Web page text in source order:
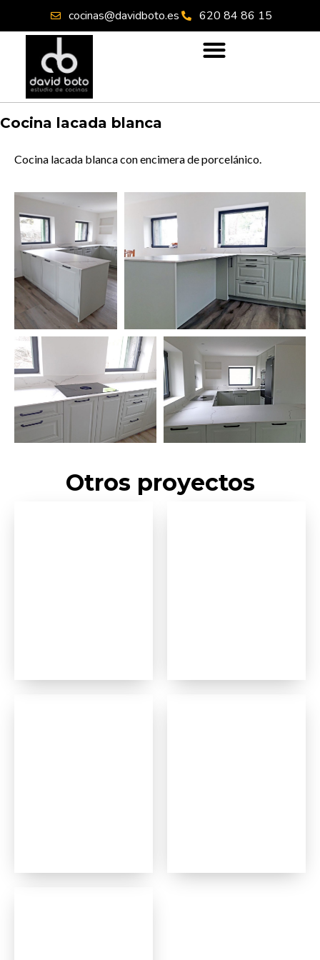
cocinas@davidboto.es 620 84 86 15
Cocina lacada blanca
Cocina lacada blanca con encimera de porcelánico.
Otros proyectos